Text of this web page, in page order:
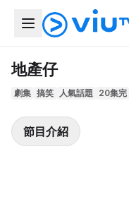
地產仔
劇集 搞笑 人氣話題 20集完
節目介紹